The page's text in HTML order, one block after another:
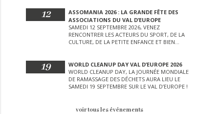
12
ASSOMANIA 2026 : LA GRANDE FÊTE DES
ASSOCIATIONS DU VAL D’EUROPE
SAMEDI 12 SEPTEMBRE 2026, VENEZ
RENCONTRER LES ACTEURS DU SPORT, DE LA
CULTURE, DE LA PETITE ENFANCE ET BIEN
19
WORLD CLEANUP DAY VAL D’EUROPE 2026
WORLD CLEANUP DAY, LA JOURNÉE MONDIALE
DE RAMASSAGE DES DÉCHETS AURA LIEU LE
SAMEDI 19 SEPTEMBRE SUR LE VAL D’EUROPE !
voir tous les événements